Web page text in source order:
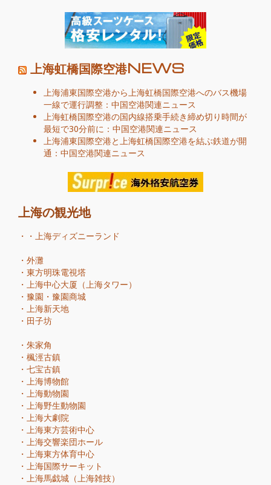
上海虹橋国際空港NEWS
上海浦東国際空港から上海虹橋国際空港へのバス機場
一線で運行調整：中国空港関連ニュース
上海虹橋国際空港の国内線搭乗手続き締め切り時間が
最短で30分前に：中国空港関連ニュース
上海浦東国際空港と上海虹橋国際空港を結ぶ鉄道が開
通：中国空港関連ニュース
上海の観光地
・・ 上海ディズニーランド
・ 外灘
・ 東方明珠電視塔
・ 上海中心大厦（上海タワー）
・ 豫園・豫園商城
・ 上海新天地
・ 田子坊
・ 朱家角
・ 楓涇古鎮
・ 七宝古鎮
・ 上海博物館
・ 上海動物園
・ 上海野生動物園
・ 上海大劇院
・ 上海東方芸術中心
・ 上海交響楽団ホール
・ 上海東方体育中心
・ 上海国際サーキット
・ 上海馬戯城（上海雑技）